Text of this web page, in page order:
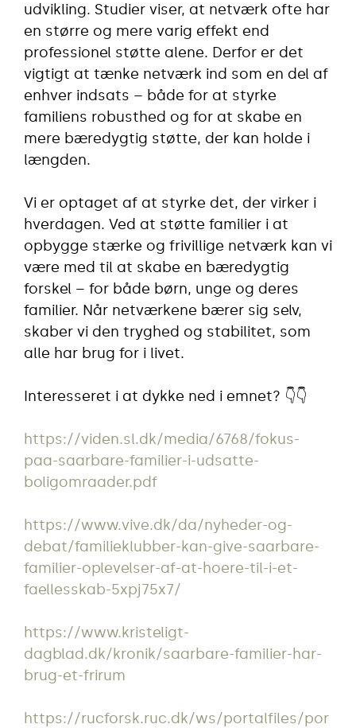
udvikling. Studier viser, at netværk ofte har
en større og mere varig effekt end
professionel støtte alene. Derfor er det
vigtigt at tænke netværk ind som en del af
enhver indsats – både for at styrke
familiens robusthed og for at skabe en
mere bæredygtig støtte, der kan holde i
længden.
Vi er optaget af at styrke det, der virker i
hverdagen. Ved at støtte familier i at
opbygge stærke og frivillige netværk kan vi
være med til at skabe en bæredygtig
forskel – for både børn, unge og deres
familier. Når netværkene bærer sig selv,
skaber vi den tryghed og stabilitet, som
alle har brug for i livet.
Interesseret i at dykke ned i emnet? 👇👇
https://viden.sl.dk/media/6768/fokus-
paa-saarbare-familier-i-udsatte-
boligomraader.pdf
https://www.vive.dk/da/nyheder-og-
debat/familieklubber-kan-give-saarbare-
familier-oplevelser-af-at-hoere-til-i-et-
faellesskab-5xpj75x7/
https://www.kristeligt-
dagblad.dk/kronik/saarbare-familier-har-
brug-et-frirum
https://rucforsk.ruc.dk/ws/portalfiles/por